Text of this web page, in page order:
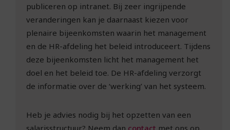
publiceren op intranet. Bij zeer ingrijpende
veranderingen kan je daarnaast kiezen voor
plenaire bijeenkomsten waarin het management
en de HR-afdeling het beleid introduceert. Tijdens
deze bijeenkomsten licht het management het
doel en het beleid toe. De HR-afdeling verzorgt
de informatie over de ‘werking’ van het systeem.
Heb je advies nodig bij het opzetten van een
salarisstructuur? Neem dan contact met ons op.